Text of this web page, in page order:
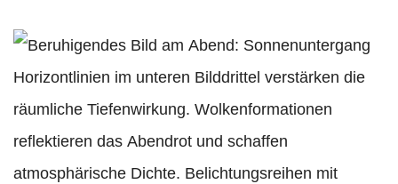
Horizontlinien im unteren Bilddrittel verstärken die
räumliche Tiefenwirkung. Wolkenformationen
reflektieren das Abendrot und schaffen
atmosphärische Dichte. Belichtungsreihen mit